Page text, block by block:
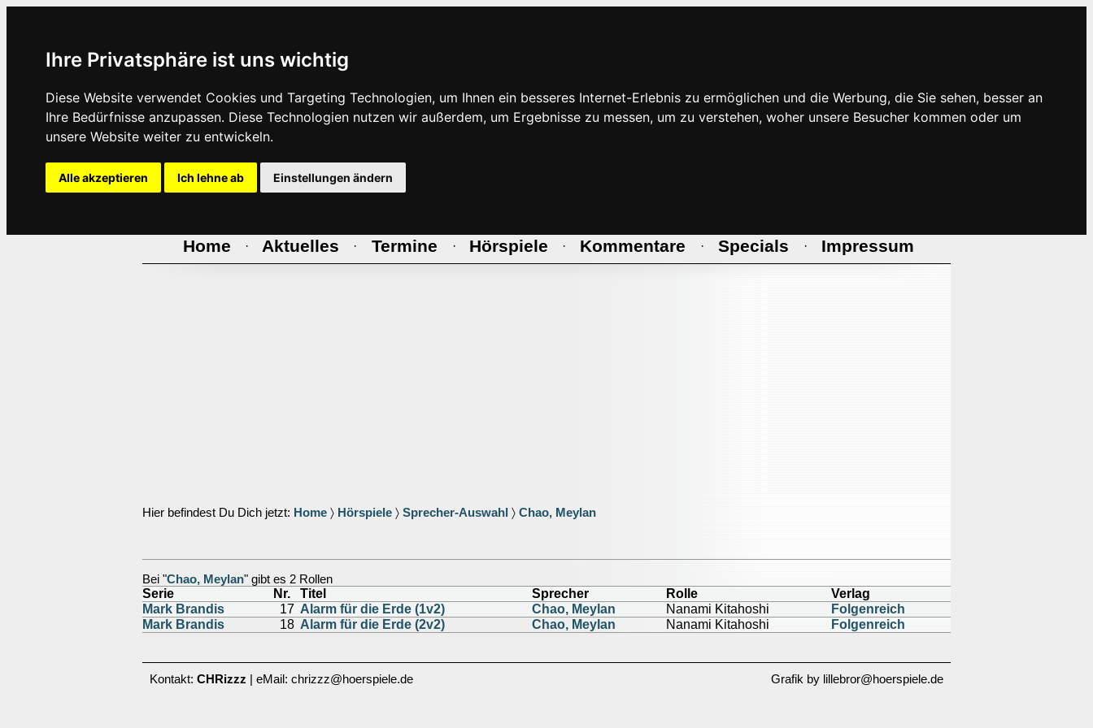
Ihre Privatsphäre ist uns wichtig
Diese Website verwendet Cookies und Targeting Technologien, um Ihnen ein besseres Internet-Erlebnis zu ermöglichen und die Werbung, die Sie sehen, besser an
Ihre Bedürfnisse anzupassen. Diese Technologien nutzen wir außerdem, um Ergebnisse zu messen, um zu verstehen, woher unsere Besucher kommen oder um
unsere Website weiter zu entwickeln.
Alle akzeptieren Ich lehne ab Einstellungen ändern
Home · Aktuelles · Termine · Hörspiele · Kommentare · Specials · Impressum
Hier befindest Du Dich jetzt: Home 〉 Hörspiele 〉 Sprecher-Auswahl 〉 Chao, Meylan
Bei "Chao, Meylan" gibt es 2 Rollen
Serie Nr. Titel Sprecher Rolle
Verlag
Mark Brandis
17 Alarm für die Erde (1v2) Chao, Meylan Nanami Kitahoshi
Folgenreich
Mark Brandis
18 Alarm für die Erde (2v2) Chao, Meylan Nanami Kitahoshi Folgenreich
Kontakt: CHRizzz | eMail: chrizzz@hoerspiele.de Grafik by lillebror@hoerspiele.de